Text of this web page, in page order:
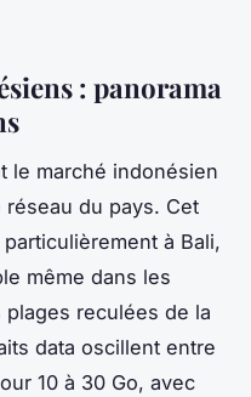
: panorama
le marché indonésien
du pays. Cet
à Bali,
même dans les
reculées de la
data oscillent entre
10 à 30 Go, avec